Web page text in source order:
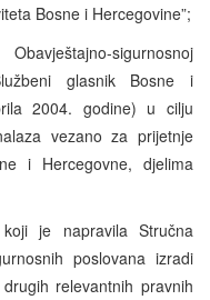
Bosne i Hercegovine”;
sigurnosnoj
glasnik Bosne i
2004. godine) u cilju
vezano za prijetnje
i Hercegovne, djelima
koji je napravila Stručna
poslovana izradi
relevantnih pravnih